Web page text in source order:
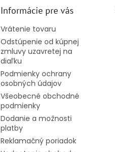
Informácie pre vás
Vrátenie tovaru
Odstúpenie od kúpnej
zmluvy uzavretej na
diaľku
Podmienky ochrany
osobných údajov
Všeobecné obchodné
podmienky
Dodanie a možnosti
platby
Reklamačný poriadok